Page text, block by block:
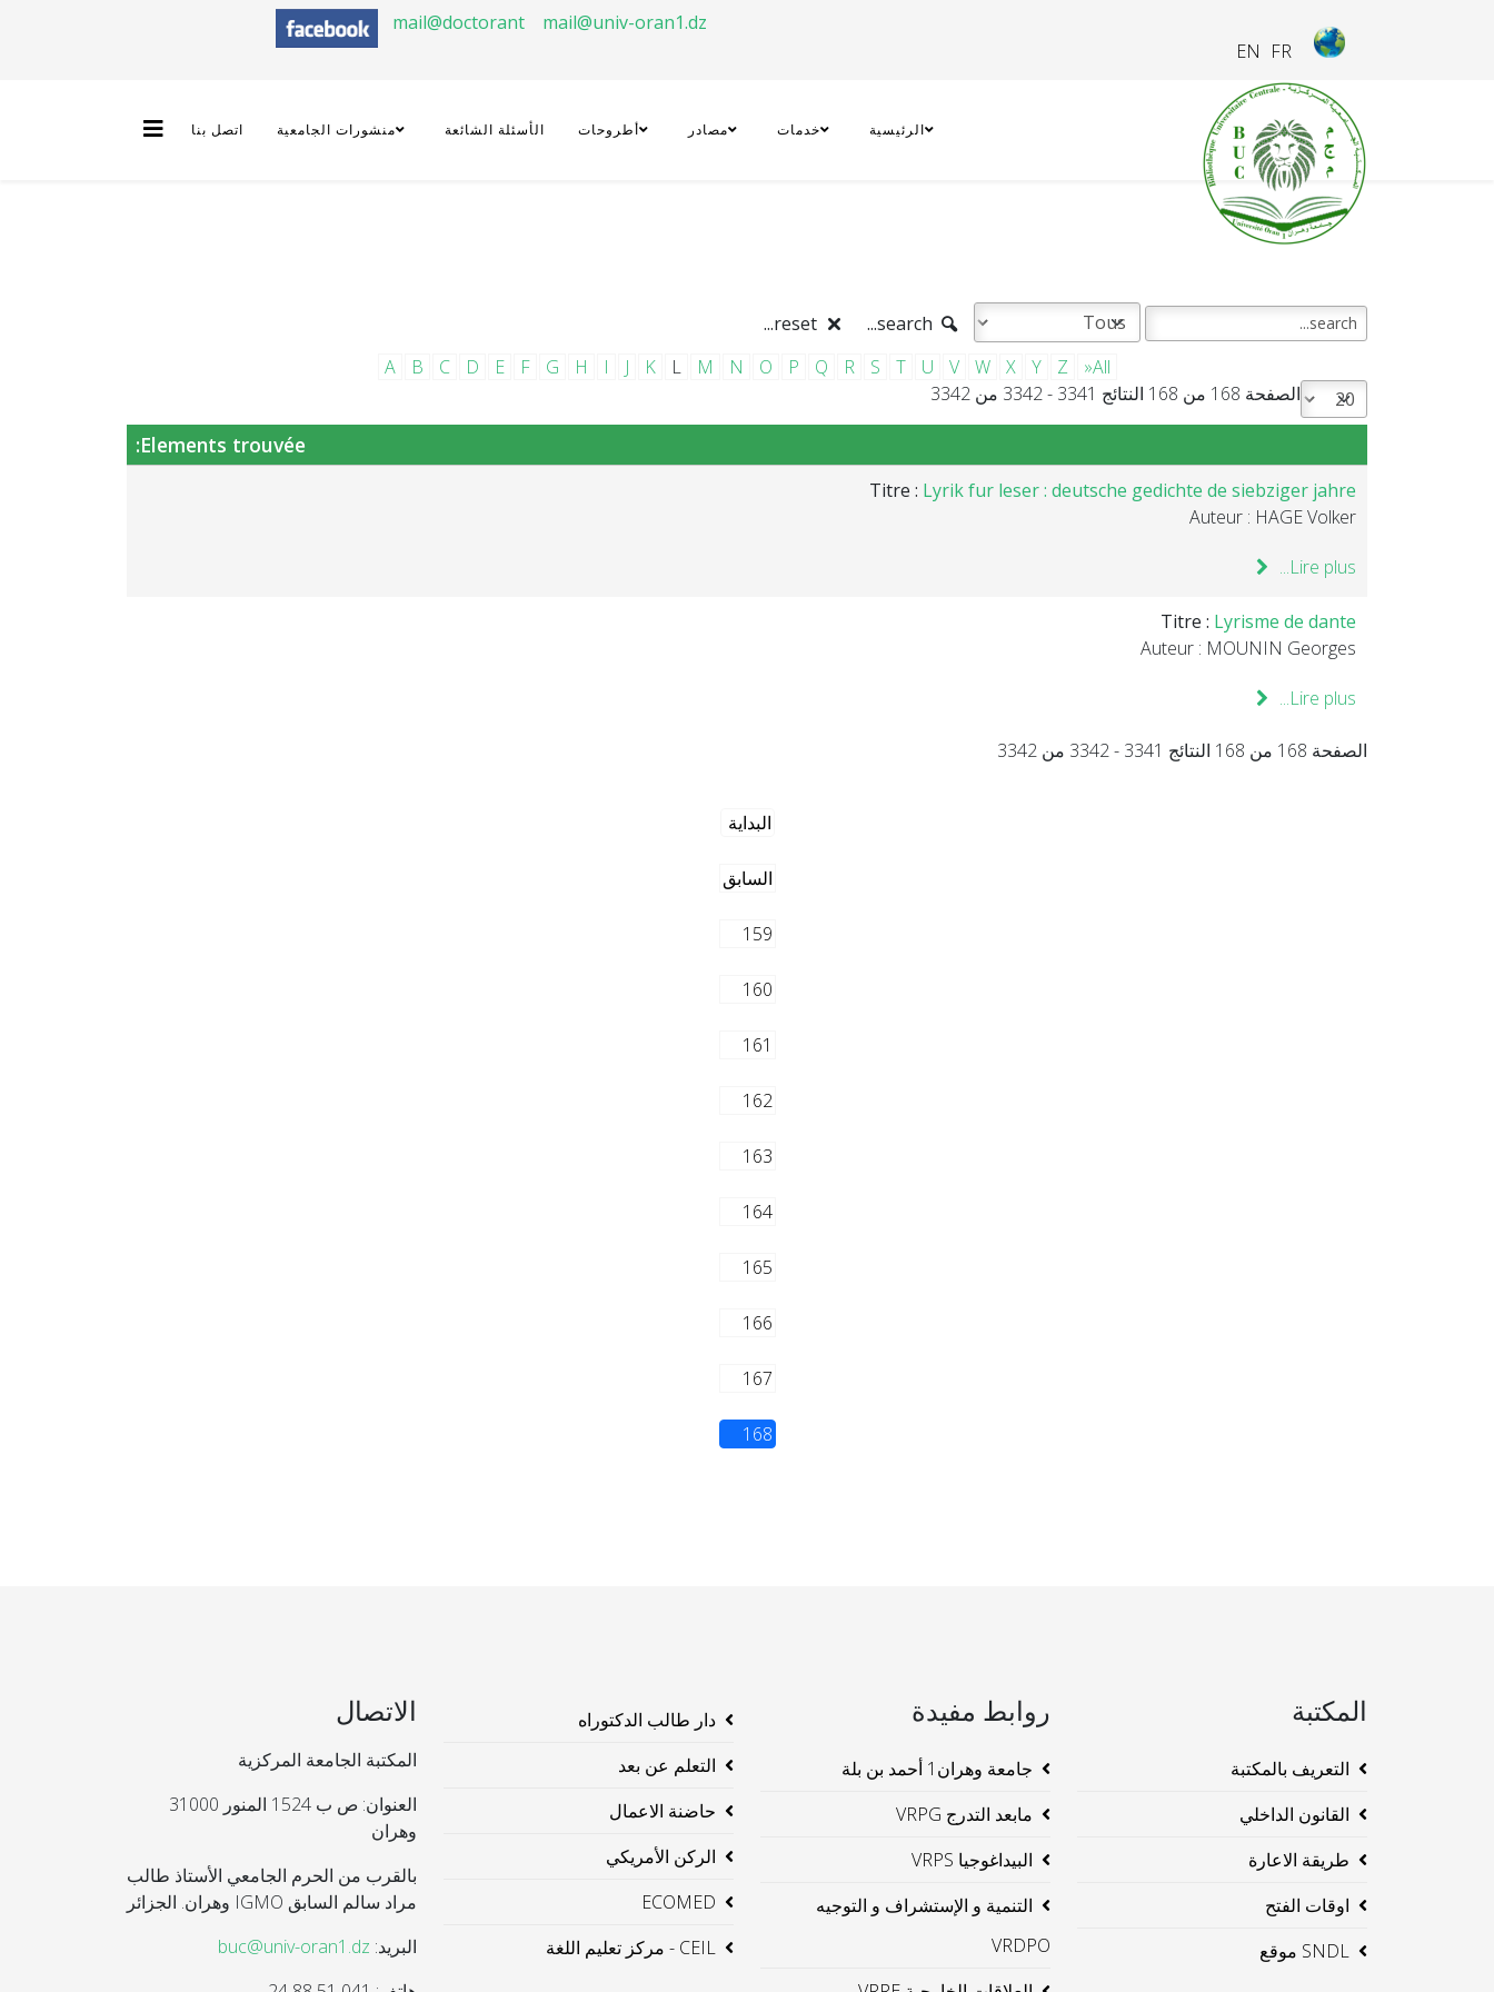
FR
EN
mail@doctorant mail@univ-oran1.dz
الرئيسية خدمات مصادر أطروحات الأسئلة الشائعة منشورات الجامعية اتصل بنا
A
B C D E F G H I J K L M N O P Q R S T U V W X Y Z
»All
الصفحة 168 من 168 النتائج 3341 - 3342 من 3342
Elements trouvée:
Titre : Lyrik fur leser : deutsche gedichte de siebziger jahre
Auteur : HAGE Volker
Lire plus...
Titre : Lyrisme de dante
Auteur : MOUNIN Georges
Lire plus...
الصفحة 168 من 168 النتائج 3341 - 3342 من 3342
البداية
السابق
159
160
161
162
163
164
165
166
167
168
المكتبة
التعريف بالمكتبة
القانون الداخلي
طريقة الاعارة
اوقات الفتح
SNDL موقع
روابط مفيدة
جامعة وهران1 أحمد بن بلة
مابعد التدرج VRPG
البيداغوجيا VRPS
التنمية و الإستشراف و التوجيه
VRDPO
دار طالب الدكتوراه
التعلم عن بعد
حاضنة الاعمال
الركن الأمريكي
ECOMED
CEIL - مركز تعليم اللغة
الاتصال
المكتبة الجامعة المركزية
العنوان: ص ب 1524 المنور 31000
وهران
بالقرب من الحرم الجامعي الأستاذ طالب
مراد سالم السابق IGMO وهران. الجزائر
البريد: buc@univ-oran1.dz